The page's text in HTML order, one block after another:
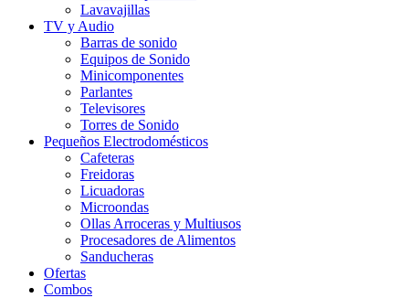
Lavavajillas
TV y Audio
Barras de sonido
Equipos de Sonido
Minicomponentes
Parlantes
Televisores
Torres de Sonido
Pequeños Electrodomésticos
Cafeteras
Freidoras
Licuadoras
Microondas
Ollas Arroceras y Multiusos
Procesadores de Alimentos
Sanducheras
Ofertas
Combos